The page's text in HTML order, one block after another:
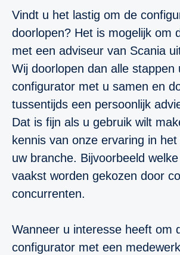
Vindt u het lastig om de
doorlopen? Het is mogelijk om
met een adviseur van Scania
Wij doorlopen dan alle stappen
configurator met u samen en
tussentijds een persoonlijk
Dat is fijn als u gebruik wilt
kennis van onze ervaring in
uw branche. Bijvoorbeeld
vaakst worden gekozen door
concurrenten.
Wanneer u interesse heeft om
configurator met een